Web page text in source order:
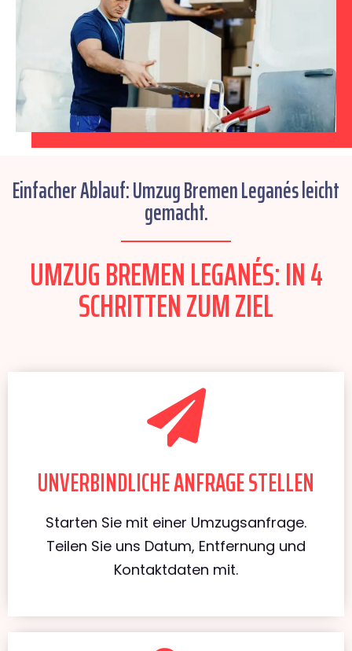
Einfacher Ablauf: Umzug Bremen Leganés leicht
gemacht.
UMZUG BREMEN LEGANÉS: IN 4
SCHRITTEN ZUM ZIEL
UNVERBINDLICHE ANFRAGE STELLEN
Starten Sie mit einer Umzugsanfrage.
Teilen Sie uns Datum, Entfernung und
Kontaktdaten mit.